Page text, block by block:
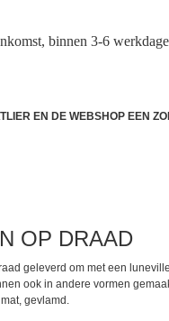
binnen 3-6
EN DE WEBSHOP EEN
OP DRAAD
geleverd om met een
ook in andere vormen
gevlamd.